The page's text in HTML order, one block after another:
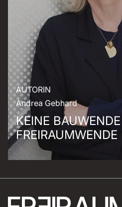
AUTORIN
Andrea Gebhard
KEINE
FREIRAUMWENDE